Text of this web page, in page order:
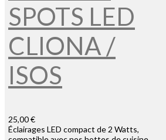
SPOTS LED
CLIONA /
ISOS
25,00 €
Éclairages LED compact de 2 Watts,